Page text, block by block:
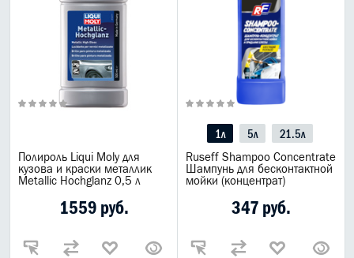
Полироль Liqui Moly для
кузова и краски металлик
Metallic Hochglanz 0,5 л
1559 руб.
1л 5л
21.5л
Ruseff Shampoo Concentrate
Шампунь для бесконтактной
мойки (концентрат)
347 руб.